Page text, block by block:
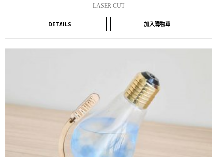
LASER CUT
DETAILS 加入購物車
WISHLIST